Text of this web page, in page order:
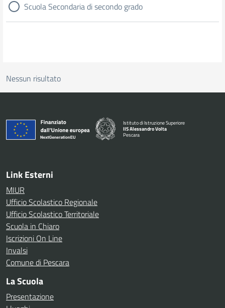
Scuola Secondaria di secondo grado
Nessun risultato
Istituto di Istruzione Superiore
IIS Alessandro Volta
Pescara
Link Esterni
MIUR
Ufficio Scolastico Regionale
Ufficio Scolastico Territoriale
Scuola in Chiaro
Iscrizioni On Line
Invalsi
Comune di Pescara
La Scuola
Presentazione